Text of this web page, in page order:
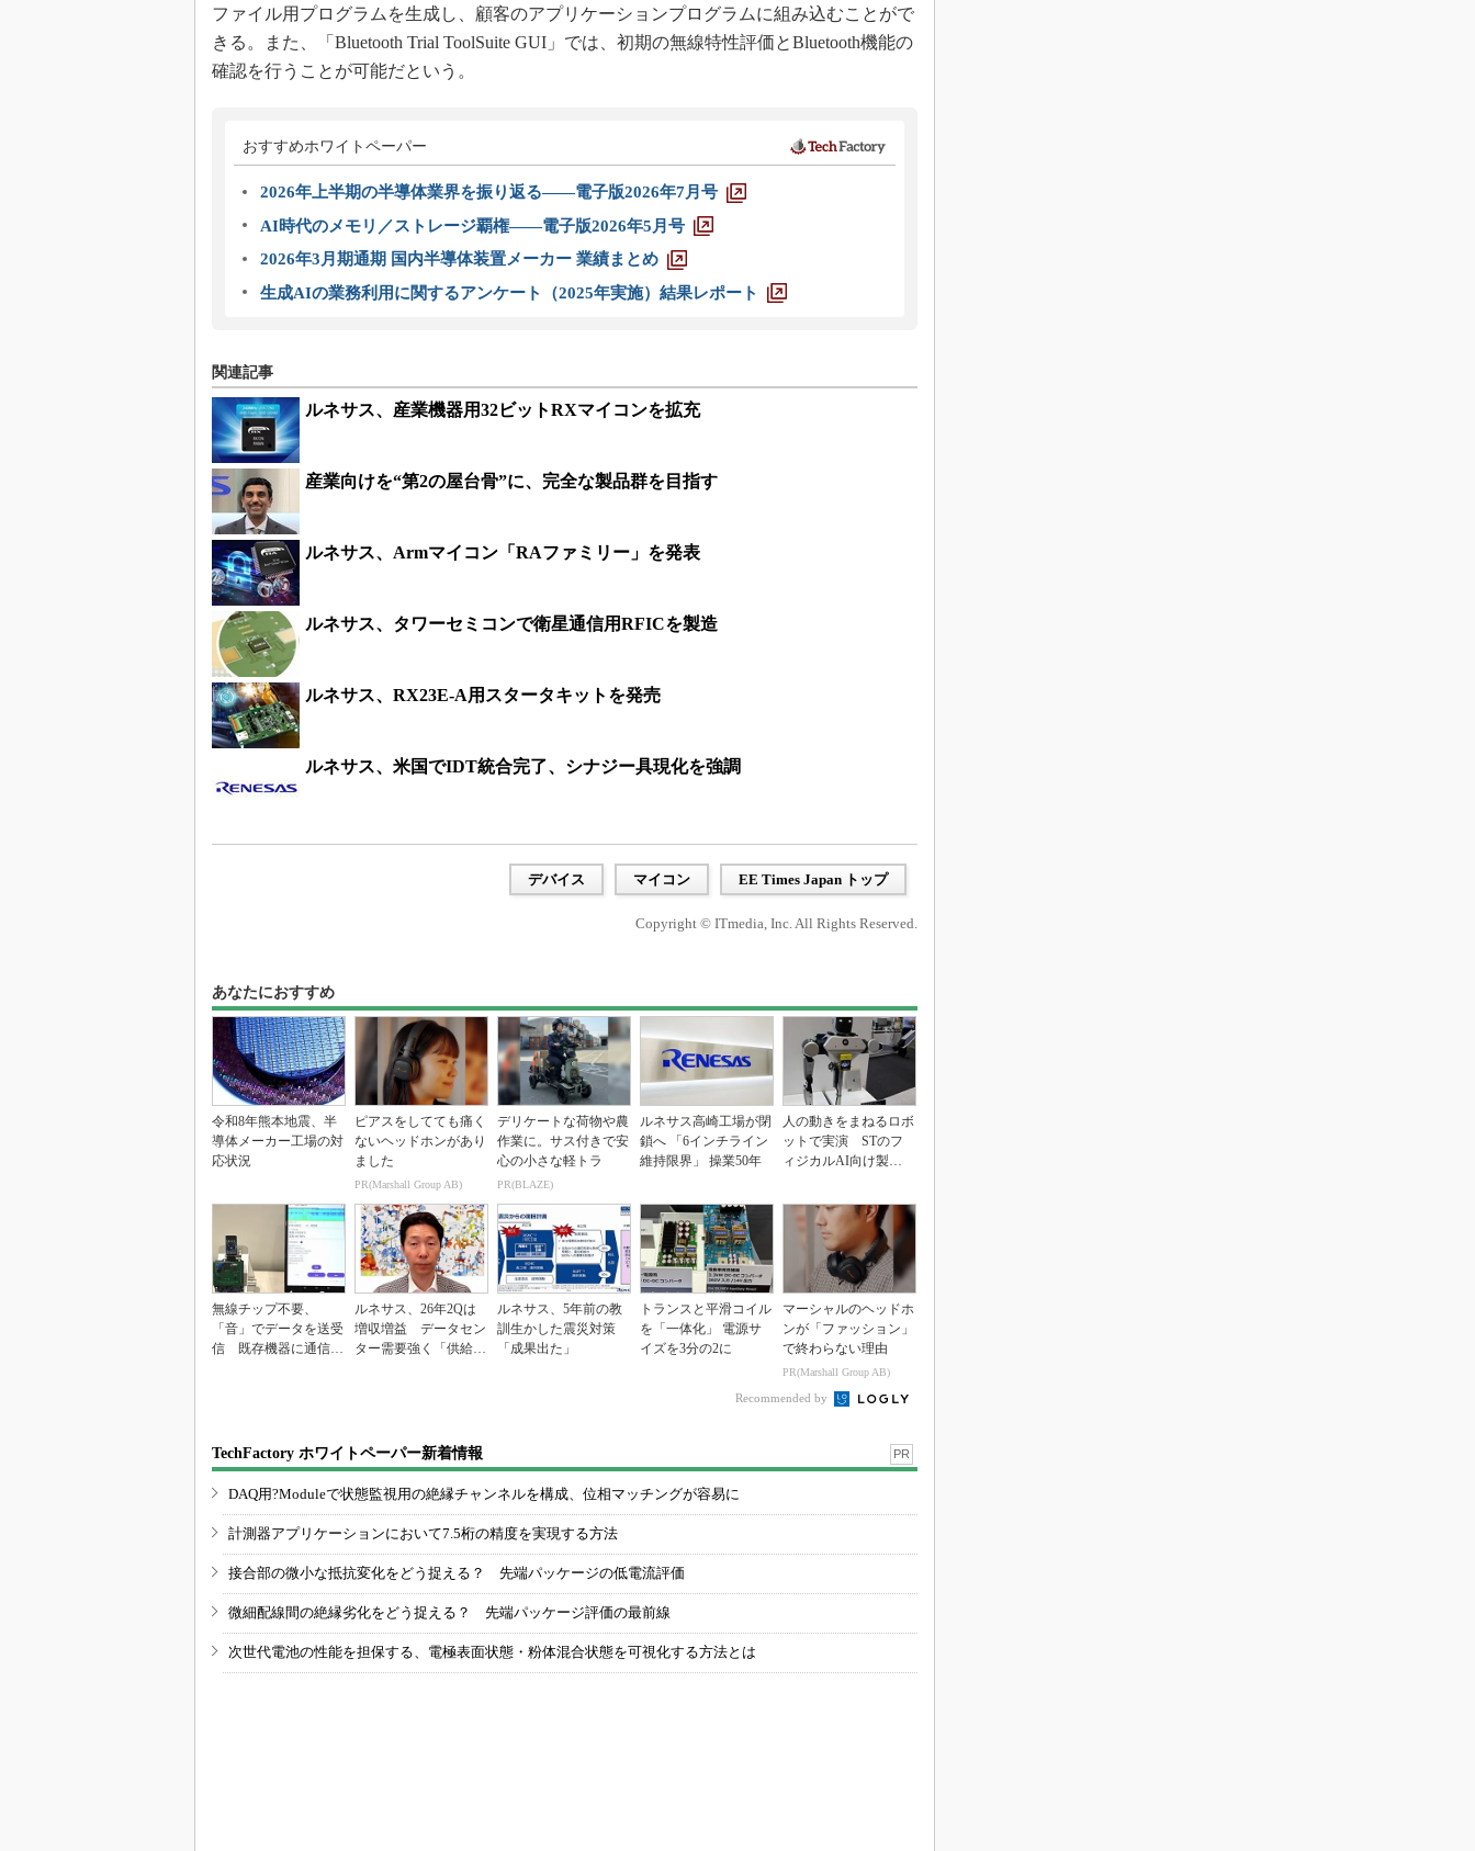
ファイル用プログラムを生成し、顧客のアプリケーションプログラムに組み込むことがで
きる。また、「Bluetooth Trial ToolSuite GUI」では、初期の無線特性評価とBluetooth機能の
確認を行うことが可能だという。
おすすめホワイトペーパー
2026年上半期の半導体業界を振り返る――電子版2026年7月号
AI時代のメモリ／ストレージ覇権――電子版2026年5月号
2026年3月期通期 国内半導体装置メーカー 業績まとめ
生成AIの業務利用に関するアンケート（2025年実施）結果レポート
関連記事
ルネサス、産業機器用32ビットRXマイコンを拡充
産業向けを“第2の屋台骨”に、完全な製品群を目指す
ルネサス、Armマイコン「RAファミリー」を発表
ルネサス、タワーセミコンで衛星通信用RFICを製造
ルネサス、RX23E-A用スタータキットを発売
ルネサス、米国でIDT統合完了、シナジー具現化を強調
デバイス マイコン EE Times Japan トップ
Copyright © ITmedia, Inc. All Rights Reserved.
あなたにおすすめ
令和8年熊本地震、半
導体メーカー工場の対
応状況
ピアスをしてても痛く
ないヘッドホンがあり
ました
PR(Marshall Group AB)
デリケートな荷物や農
作業に。サス付きで安
心の小さな軽トラ
PR(BLAZE)
ルネサス高崎工場が閉
鎖へ 「6インチライン
維持限界」 操業50年
人の動きをまねるロボ
ットで実演 STのフ
ィジカルAI向け製品
無線チップ不要、
「音」でデータを送受
信 既存機器に通信機
ルネサス、26年2Qは
増収増益 データセン
ター需要強く「供給は
ルネサス、5年前の教
訓生かした震災対策
「成果出た」
トランスと平滑コイル
を「一体化」 電源サ
イズを3分の2に
マーシャルのヘッドホ
ンが「ファッション」
で終わらない理由
PR(Marshall Group AB)
Recommended by
TechFactory ホワイトペーパー新着情報 PR
DAQ用?Moduleで状態監視用の絶縁チャンネルを構成、位相マッチングが容易に
計測器アプリケーションにおいて7.5桁の精度を実現する方法
接合部の微小な抵抗変化をどう捉える？ 先端パッケージの低電流評価
微細配線間の絶縁劣化をどう捉える？ 先端パッケージ評価の最前線
次世代電池の性能を担保する、電極表面状態・粉体混合状態を可視化する方法とは